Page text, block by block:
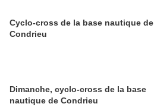
Cyclo-cross de la base nautique de
Condrieu
Dimanche, cyclo-cross de la base
nautique de Condrieu